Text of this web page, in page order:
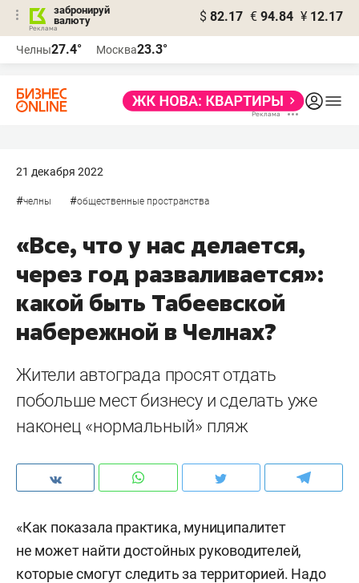
забронируй
валюту
$ 82.17 € 94.84 ¥ 12.17
Челны27.4° Москва23.3°
21 декабря 2022
#челны #общественные пространства
«Все, что у нас делается,
через год разваливается»:
какой быть Табеевской
набережной в Челнах?
Жители автограда просят отдать
побольше мест бизнесу и сделать уже
наконец «нормальный» пляж
«Как показала практика, муниципалитет
не может найти достойных руководителей,
которые смогут следить за территорией. Надо